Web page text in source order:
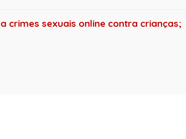
crimes sexuais online contra crianças;